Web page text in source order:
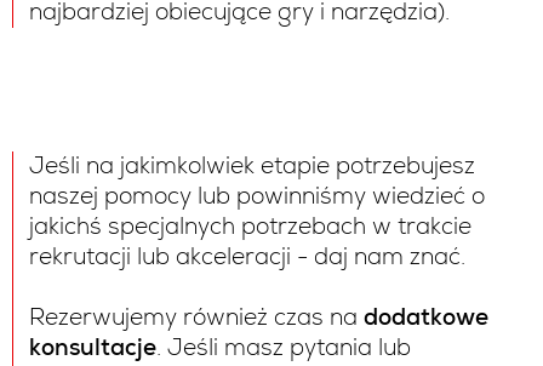
najbardziej obiecujące gry i narzędzia).
Jeśli na jakimkolwiek etapie potrzebujesz
naszej pomocy lub powinniśmy wiedzieć o
jakichś specjalnych potrzebach w trakcie
rekrutacji lub akceleracji - daj nam znać.
Rezerwujemy również czas na dodatkowe
konsultacje. Jeśli masz pytania lub